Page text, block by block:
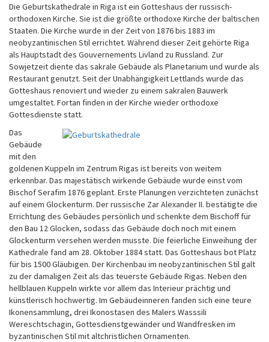
Die Geburtskathedrale in Riga ist ein Gotteshaus der russisch-
orthodoxen Kirche. Sie ist die größte orthodoxe Kirche der baltischen
Staaten. Die Kirche wurde in der Zeit von 1876 bis 1883 im
neobyzantinischen Stil errichtet. Während dieser Zeit gehörte Riga
als Hauptstadt des Gouvernements Livland zu Russland. Zur
Sowjetzeit diente das sakrale Gebäude als Planetarium und wurde als
Restaurant genutzt. Seit der Unabhängigkeit Lettlands wurde das
Gotteshaus renoviert und wieder zu einem sakralen Bauwerk
umgestaltet. Fortan finden in der Kirche wieder orthodoxe
Gottesdienste statt.
Das
Gebäude
mit den
goldenen Kuppeln im Zentrum Rigas ist bereits von weitem
erkennbar. Das majestätisch wirkende Gebäude wurde einst vom
Bischof Serafim 1876 geplant. Erste Planungen verzichteten zunächst
auf einem Glockenturm. Der russische Zar Alexander II. bestätigte die
Errichtung des Gebäudes persönlich und schenkte dem Bischoff für
den Bau 12 Glocken, sodass das Gebäude doch noch mit einem
Glockenturm versehen werden musste. Die feierliche Einweihung der
Kathedrale fand am 28. Oktober 1884 statt. Das Gotteshaus bot Platz
für bis 1500 Gläubigen. Der Kirchenbau im neobyzantinischen Stil galt
zu der damaligen Zeit als das teuerste Gebäude Rigas. Neben den
hellblauen Kuppeln wirkte vor allem das Interieur prächtig und
künstlerisch hochwertig. Im Gebäudeinneren fanden sich eine teure
Ikonensammlung, drei Ikonostasen des Malers Wasssili
Wereschtschagin, Gottesdienstgewänder und Wandfresken im
byzantinischen Stil mit altchristlichen Ornamenten.